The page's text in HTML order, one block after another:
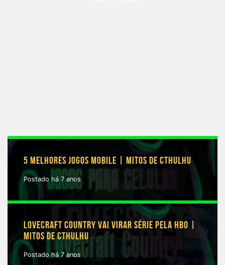
5 MELHORES JOGOS MOBILE | MITOS DE CTHULHU
Postado há 7 anos
LOVECRAFT COUNTRY VAI VIRAR SÉRIE PELA HBO |
MITOS DE CTHULHU
Postado há 7 anos